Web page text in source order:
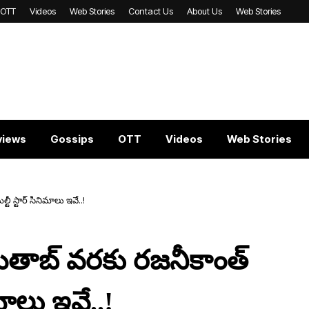
OTT Videos Web Stories Contact Us About Us Web Stories
Gossips OTT Videos Web Stories
స్టార్ సినిమాలు ఇవే..!
వరకు రజనీకాంత్
ఇవే..!